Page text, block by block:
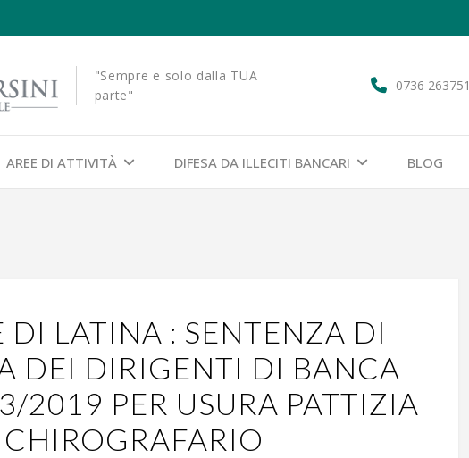
"Sempre e solo dalla TUA
parte"
0736 263751
AREE DI ATTIVITÀ DIFESA DA ILLECITI BANCARI BLOG
DI LATINA : SENTENZA DI
DEI DIRIGENTI DI BANCA
2019 PER USURA PATTIZIA